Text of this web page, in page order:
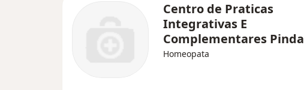
Centro de Praticas
Integrativas E
Complementares Pinda
Homeopata